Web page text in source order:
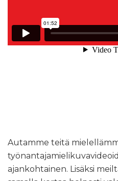
Autamme teitä
ajankohtainen. Lisäksi